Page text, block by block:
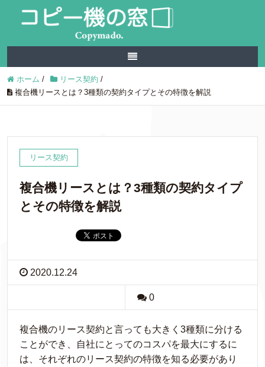
ホーム / リース契約 /
複合機リースとは？3種類の契約タイプとその特徴を解説
リース契約
複合機リースとは？3種類の契約タイプ
とその特徴を解説
2020.12.24
0
複合機のリース契約と言っても大きく3種類に分ける
ことができ、自社にとってのコスパを最大にするに
は、それぞれのリース契約の特徴を知る必要があり